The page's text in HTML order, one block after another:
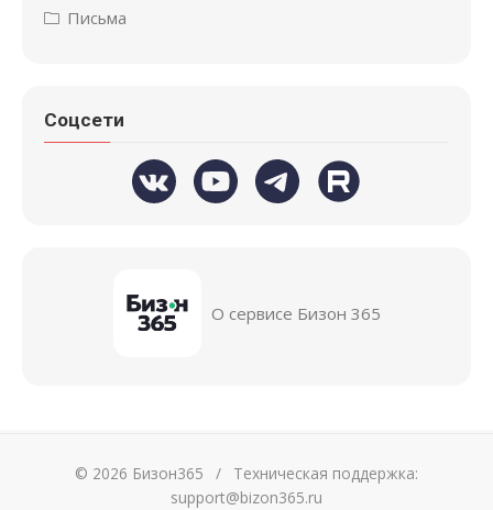
Письма
Соцсети
О сервисе Бизон 365
© 2026 Бизон365 /
Техническая поддержка:
support@bizon365.ru